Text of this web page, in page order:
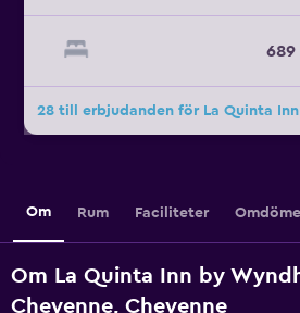
689
Om Rum Faciliteter
Om La Quinta Inn by
Cheyenne, Cheyenne